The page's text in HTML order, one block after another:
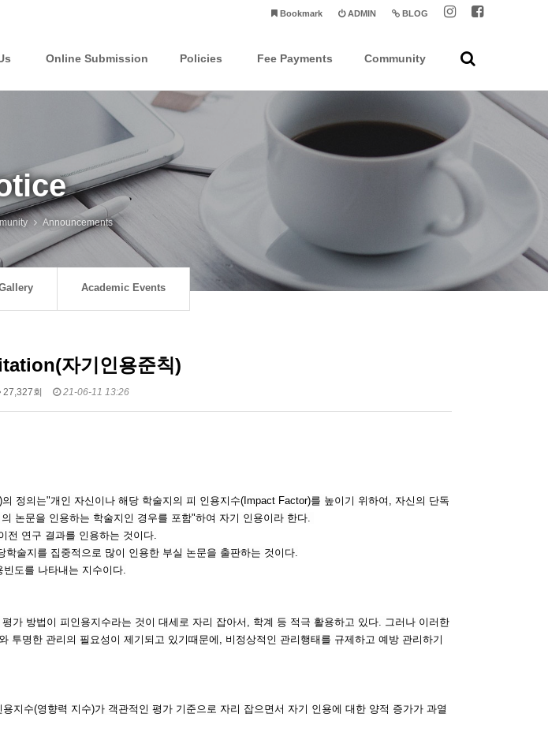
BLOG
ADMIN
Bookmark
Online Submission Policies Fee Payments Community
Announcements
Academic Events
자기인용준칙)
27,327회 21-06-11 13:26
정의는"개인 자신이나 해당 학술지의 피 인용지수(Impact Factor)를 높이기 위하여, 자신의 단독
논문을 인용하는 학술지인 경우를 포함"하여 자기 인용이라 한다.
연구 결과를 인용하는 것이다.
술지를 집중적으로 많이 인용한 부실 논문을 출판하는 것이다.
도를 나타내는 지수이다.
가 방법이 피인용지수라는 것이 대세로 자리 잡아서, 학계 등 적극 활용하고 있다. 그러나 이러한
명한 관리의 필요성이 제기되고 있기때문에, 비정상적인 관리행태를 규제하고 예방 관리하기
용지수(영향력 지수)가 객관적인 평가 기준으로 자리 잡으면서 자기 인용에 대한 양적 증가가 과열